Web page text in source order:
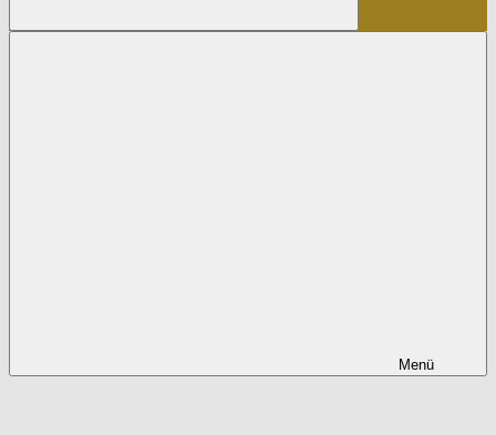
Suchen
Menü